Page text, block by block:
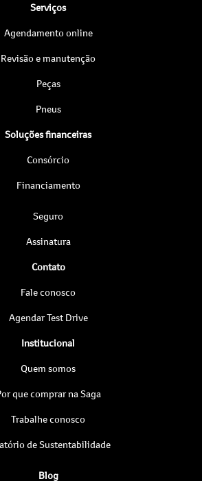
Serviços
Agendamento online
Revisão e manutenção
Peças
Pneus
Soluções financeiras
Consórcio
Financiamento
Seguro
Assinatura
Contato
Fale conosco
Agendar Test Drive
Institucional
Quem somos
que comprar na Saga
Trabalhe conosco
de Sustentabilidade
Blog